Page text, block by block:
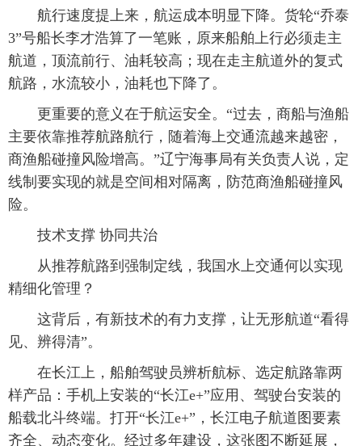
航行速度提上来，航运成本明显下降。货轮“乔泰
3”号船长李才浩算了一笔账，原来船舶上行必须走主
航道，顶流前行、油耗较高；现在走主航道外的复式
航路，水流较小，油耗也下降了。
更重要的意义在于航运安全。“过去，商船与渔船
主要依靠推荐航路航行，随着海上交通流越来越密，
商渔船碰撞风险增高。”辽宁海事局有关负责人说，定
线制要实现的就是空间相对隔离，防范商渔船碰撞风
险。
技术支撑 协同共治
从推荐航路到强制定线，我国水上交通何以实现
精细化管理？
这背后，有新技术的有力支撑，让无形航道“看得
见、辨得清”。
在长江上，船舶驾驶员辨析航标、选定航路靠两
样产品：手机上安装的“长江e+”应用、驾驶台安装的
船载北斗终端。打开“长江e+”，长江电子航道图要素
齐全、动态变化。经过多年建设，这张图不断延展，